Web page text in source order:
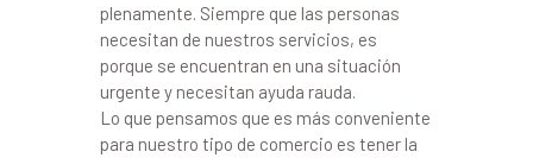
plenamente. Siempre que las personas
necesitan de nuestros servicios, es
porque se encuentran en una situación
urgente y necesitan ayuda rauda.
Lo que pensamos que es más conveniente
para nuestro tipo de comercio es tener la